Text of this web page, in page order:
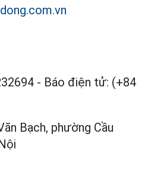
- Báo điện tử: (+84
Bạch, phường Cầu